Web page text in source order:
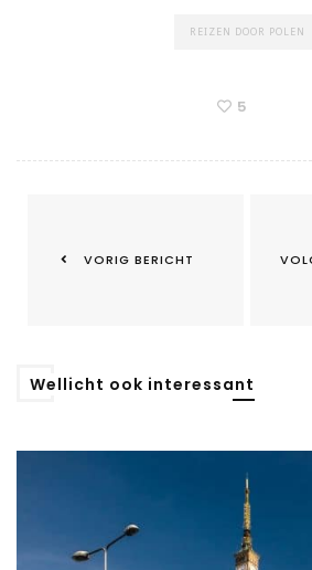
REIZEN DOOR POLEN
5
VORIG BERICHT
Wellicht ook interessant